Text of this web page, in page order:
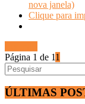
nova janela)
Clique para
Página 1 de 11
ÚLTIMAS